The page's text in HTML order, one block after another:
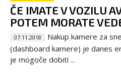
ČE IMATE V VOZILU
POTEM MORATE
07.11.2018
Nakup kamere za
(dashboard kamere) je danes
je mogoče dobiti ...